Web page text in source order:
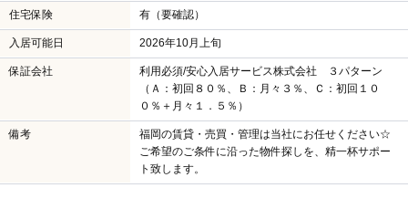
住宅保険 有（要確認）
入居可能日 2026年10月上旬
保証会社
利用必須/安心入居サービス株式会社 ３パターン
（Ａ：初回８０％、Ｂ：月々３％、Ｃ：初回１０
０％＋月々１．５％）
備考
福岡の賃貸・売買・管理は当社にお任せください☆
ご希望のご条件に沿った物件探しを、精一杯サポー
ト致します。